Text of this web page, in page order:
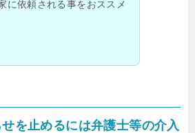
に依頼される事をおススメ
を止めるには弁護士等の介入